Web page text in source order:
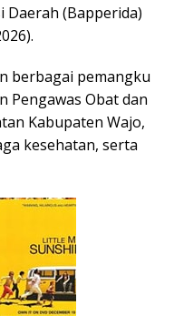
Daerah (Bapperida)
berbagai pemangku
Pengawas Obat dan
Kabupaten Wajo,
kesehatan, serta